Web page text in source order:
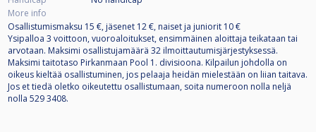
More info
Osallistumismaksu 15 €, jäsenet 12 €, naiset ja juniorit 10 €
Ysipalloa 3 voittoon, vuoroaloitukset, ensimmäinen aloittaja teikataan tai
arvotaan. Maksimi osallistujamäärä 32 ilmoittautumisjärjestyksessä.
Maksimi taitotaso Pirkanmaan Pool 1. divisioona. Kilpailun johdolla on
oikeus kieltää osallistuminen, jos pelaaja heidän mielestään on liian taitava.
Jos et tiedä oletko oikeutettu osallistumaan, soita numeroon nolla neljä
nolla 529 3408.